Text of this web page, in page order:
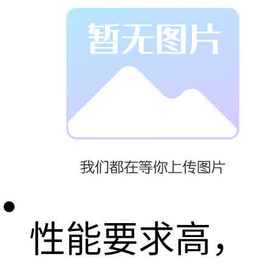
备领域，手术
器械、诊断仪
器和设备对清
洁度和耐消毒
性能要求高，